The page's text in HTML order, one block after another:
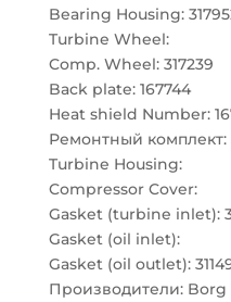
Bearing Housing:
Turbine Wheel:
Comp. Wheel: 317239
Back plate: 167744
Heat shield Number:
Ремонтный комплект:
Turbine Housing:
Compressor Cover:
Gasket (turbine inlet):
Gasket (oil inlet):
Gasket (oil outlet):
Производители: